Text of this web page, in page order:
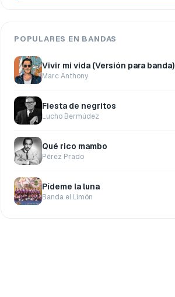
POPULARES EN BANDAS
Vivir mi vida (Versión para banda)
Marc Anthony
Fiesta de negritos
Lucho Bermúdez
Qué rico mambo
Pérez Prado
Pídeme la luna
Banda el Limón